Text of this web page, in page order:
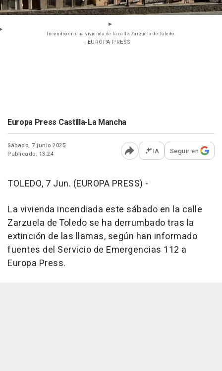
Incendio en una vivienda de la calle Zarzuela de Toledo.
- EUROPA PRESS
Europa Press Castilla-La Mancha
Sábado, 7 junio 2025
Publicado: 13:24
Abrir opciones para
IA Seguir en
TOLEDO, 7 Jun. (EUROPA PRESS) -
La vivienda incendiada este sábado en la calle
Zarzuela de Toledo se ha derrumbado tras la
extinción de las llamas, según han informado
fuentes del Servicio de Emergencias 112 a
Europa Press.